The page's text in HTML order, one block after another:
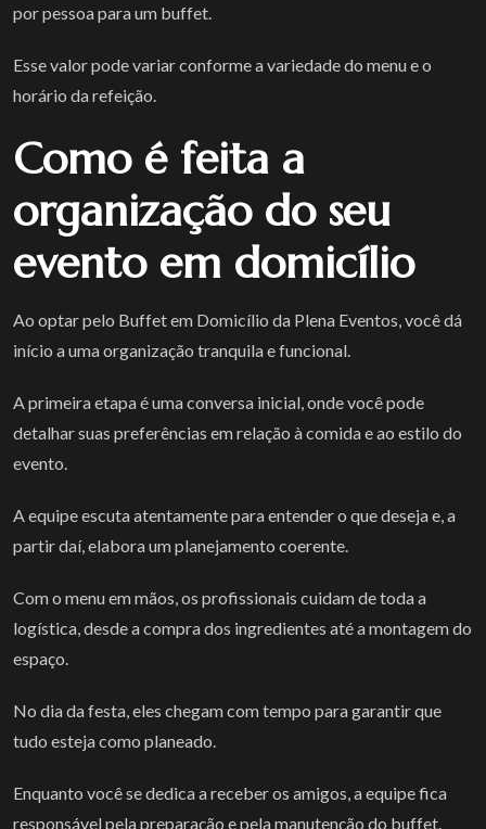
por pessoa para um buffet.
Esse valor pode variar conforme a variedade do menu e o
horário da refeição.
Como é feita a
organização do seu
evento em domicílio
Ao optar pelo Buffet em Domicílio da Plena Eventos, você dá
início a uma organização tranquila e funcional.
A primeira etapa é uma conversa inicial, onde você pode
detalhar suas preferências em relação à comida e ao estilo do
evento.
A equipe escuta atentamente para entender o que deseja e, a
partir daí, elabora um planejamento coerente.
Com o menu em mãos, os profissionais cuidam de toda a
logística, desde a compra dos ingredientes até a montagem do
espaço.
No dia da festa, eles chegam com tempo para garantir que
tudo esteja como planeado.
Enquanto você se dedica a receber os amigos, a equipe fica
responsável pela preparação e pela manutenção do buffet.